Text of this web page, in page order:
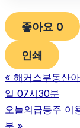
좋아요 0
인쇄
« 해커스부동산
일 07시30분
오늘의급등주